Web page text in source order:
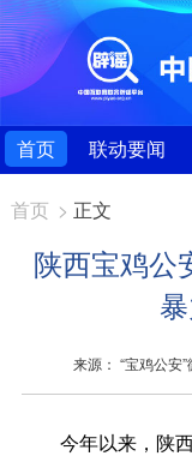
首页 联动要闻
首页 > 正文
陕西宝鸡公
来源： “宝鸡公安
今年以来，陕西